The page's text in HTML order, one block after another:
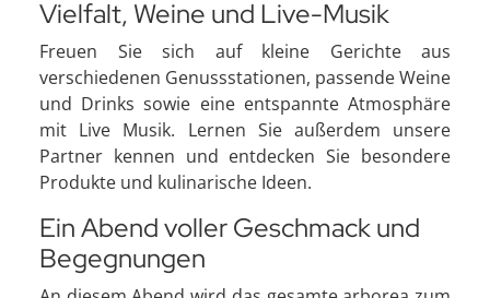
Vielfalt, Weine und Live-Musik
Freuen Sie sich auf kleine Gerichte aus
verschiedenen Genussstationen, passende Weine
und Drinks sowie eine entspannte Atmosphäre
mit Live Musik. Lernen Sie außerdem unsere
Partner kennen und entdecken Sie besondere
Produkte und kulinarische Ideen.
Ein Abend voller Geschmack und
Begegnungen